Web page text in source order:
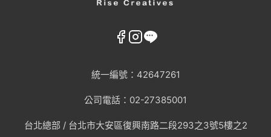
AI趨勢
網頁設計新知
統一編號：42647261
公司電話：02-27385001
台北總部 / 台北市大安區復興南路二段293之3號5樓之2